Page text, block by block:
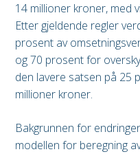
14 millioner kroner, med
Etter gjeldende regler
prosent av
og 70 prosent for
den lavere satsen på 25
millioner kroner.
Bakgrunnen for
modellen for beregning